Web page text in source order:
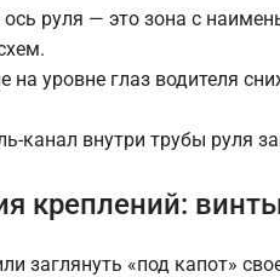
руля — это зона с
на уровне глаз водителя
канал внутри трубы руля
креплений:
заглянуть «под капот»